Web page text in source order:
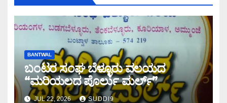
BANTWAL
ಬಂಟರ ಸಂಘ ಬೆಳ್ಳೂರು ವಲಯದ
“ಮರಿಯಲದ ಪೊರ್ಲು ಮರ್ಲ್‌”
JUL 22, 2026 SUDDI9